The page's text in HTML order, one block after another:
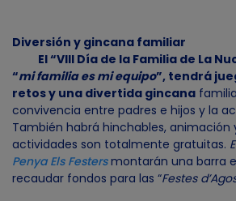
Diversión y gincana familiar
El “VIII Día de la Familia de La
“mi familia es mi equipo”, tendrá
retos y una divertida gincana
convivencia entre padres e hijos y la
También habrá hinchables, animación
actividades son totalmente gratuitas.
Penya Els Festersmontarán una barra
recaudar fondos para las “Festes